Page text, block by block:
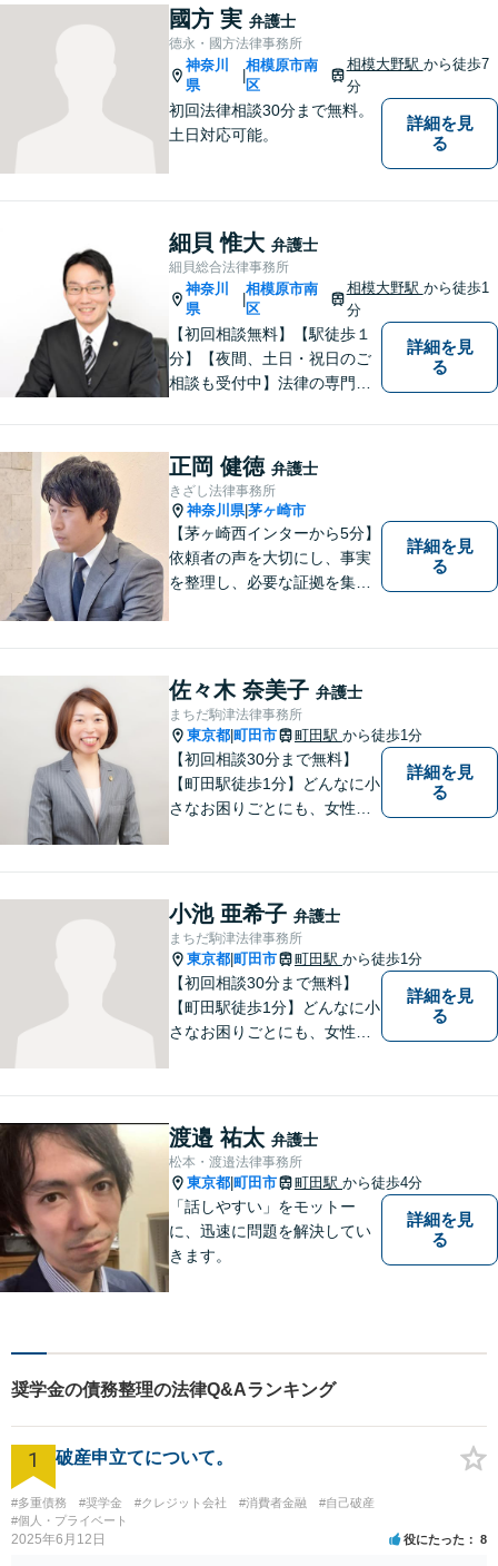
域に根ざした弁護士】法律ト
ラブルでお悩みの方は、お気
軽にご相談ください。
國方 実 弁護士
德永・國方法律事務所
神奈川
県
相模原市南
区
相模大野駅 から徒歩7
分
初回法律相談30分まで無料。
土日対応可能。
詳細を見
る
細貝 惟大 弁護士
細貝総合法律事務所
神奈川
県
相模原市南
区
相模大野駅 から徒歩1
分
【初回相談無料】【駅徒歩１
分】【夜間、土日・祝日のご
相談も受付中】法律の専門家
す。
詳細を見
る
正岡 健徳 弁護士
きざし法律事務所
神奈川県|茅ヶ崎市
【茅ヶ崎西インターから5分】
依頼者の声を大切にし、事実
を整理し、必要な証拠を集め
親身に対応し、皆さまの少し
でも明るい未来のために尽力
しますのでご安心ください。
【駐車場有】
詳細を見
る
佐々木 奈美子 弁護士
まちだ駒津法律事務所
東京都 町田市 町田駅 から徒歩1分
【初回相談30分まで無料】
【町田駅徒歩1分】どんなに小
さなお困りごとにも、女性弁
詳細を見
る
小池 亜希子 弁護士
まちだ駒津法律事務所
東京都 町田市 町田駅 から徒歩1分
【初回相談30分まで無料】
【町田駅徒歩1分】どんなに小
さなお困りごとにも、女性弁
詳細を見
る
渡邉 祐太 弁護士
松本・渡邉法律事務所
東京都 町田市 町田駅 から徒歩4分
「話しやすい」をモットー
に、迅速に問題を解決してい
きます。
詳細を見
る
奨学金の債務整理の法律Q&Aランキング
1 破産申立てについて。
#多重債務 #奨学金 #クレジット会社 #消費者金融
#自己破産
#個人・プライベート
2025年6月12日 役にたった 8